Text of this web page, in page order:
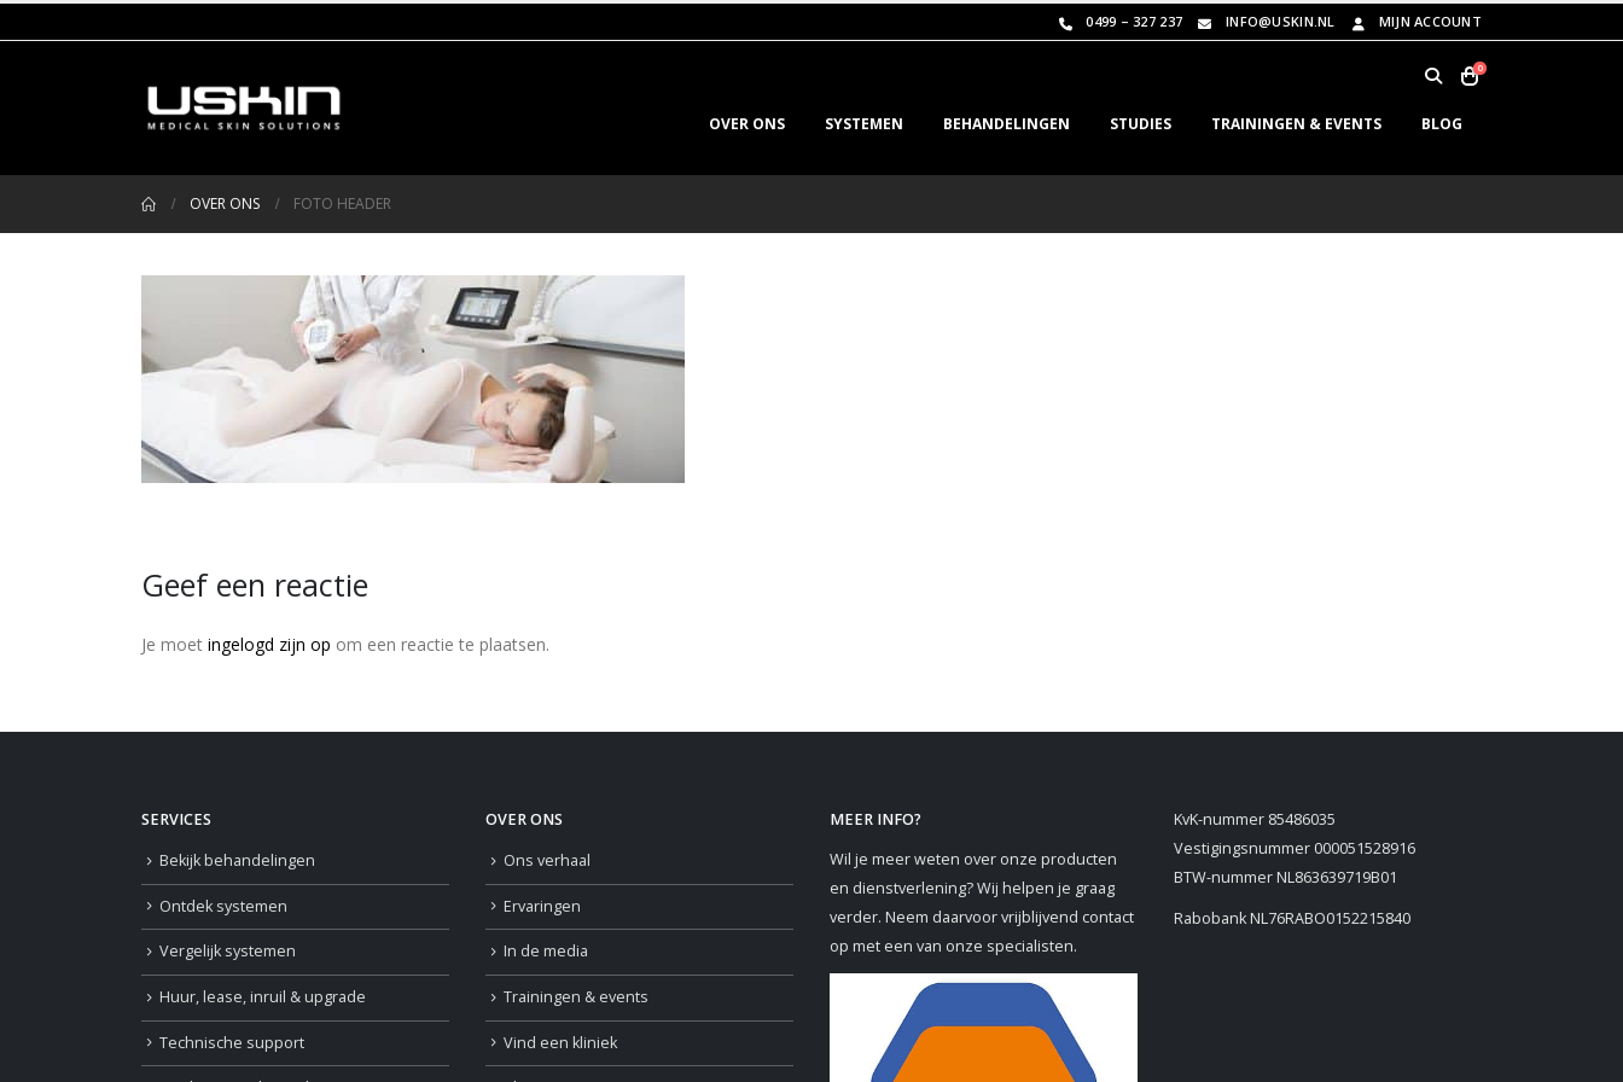
0499 – 327 237 INFO@USKIN.NL MIJN ACCOUNT
0
OVER ONS SYSTEMEN BEHANDELINGEN STUDIES TRAININGEN & EVENTS BLOG
OVER ONS FOTO HEADER
Geef een reactie
Je moet ingelogd zijn op om een reactie te plaatsen.
SERVICES
Bekijk behandelingen
Ontdek systemen
Vergelijk systemen
Huur, lease, inruil & upgrade
Technische support
OVER ONS
Ons verhaal
Ervaringen
In de media
Trainingen & events
Vind een kliniek
MEER INFO?
Wil je meer weten over onze producten
en dienstverlening? Wij helpen je graag
verder. Neem daarvoor vrijblijvend contact
op met een van onze specialisten.
KvK-nummer 85486035
Vestigingsnummer 000051528916
BTW-nummer NL863639719B01
Rabobank NL76RABO0152215840